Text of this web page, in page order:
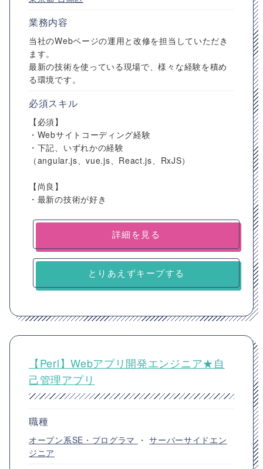
業務内容
当社のWebページの運用と改修を担当していただき
ます。
最新の技術を使っている現場で、様々な経験を積め
る環境です。
必須スキル
【必須】
・Webサイトコーディング経験
・下記、いずれかの経験
（angular.js、vue.js、React.js、RxJS）
【尚良】
・最新の技術が好き
詳細を見る
とりあえずキープする
【Perl】Webアプリ開発エンジニア★自
己管理アプリ
職種
オープン系SE・プログラマ ・サーバーサイドエン
ジニア